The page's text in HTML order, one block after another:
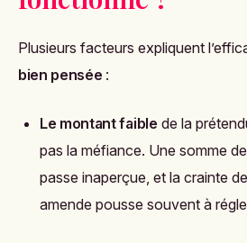
Plusieurs facteurs expliquent
bien pensée :
Le montant faible de la
pas la méfiance. Une somme
passe inaperçue, et la crainte
amende pousse souvent à